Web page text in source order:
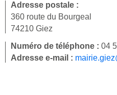
Adresse postale :
360 route du Bourgeal
74210 Giez
Numéro de téléphone : 04
Adresse e-mail :